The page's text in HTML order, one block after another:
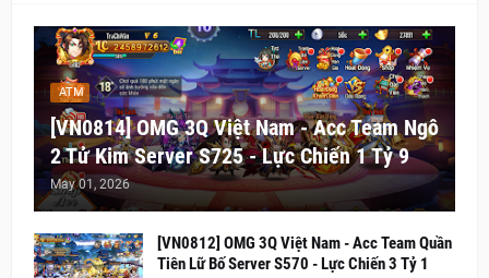
ATM
[VN0814] OMG 3Q Việt Nam - Acc Team Ngô
2 Tử Kim Server S725 - Lực Chiến 1 Tỷ 9
May 01, 2026
[VN0812] OMG 3Q Việt Nam - Acc Team Quần
Tiên Lữ Bố Server S570 - Lực Chiến 3 Tỷ 1